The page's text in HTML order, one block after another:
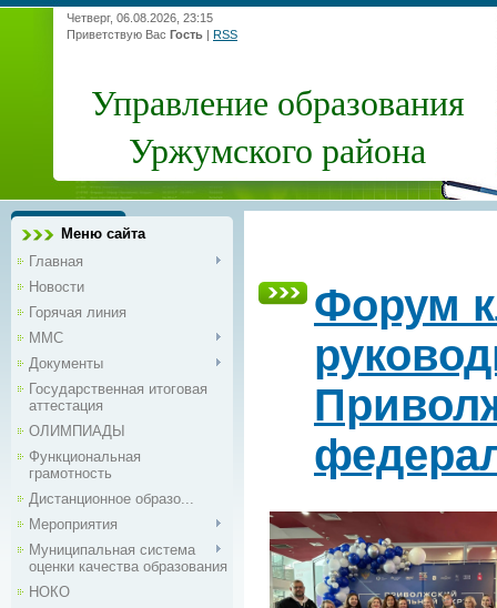
Четверг, 06.08.2026, 23:15
Приветствую Вас Гость | RSS
Управление образования
Уржумского района
Меню сайта
Главная
Новости
Горячая линия
ММС
Документы
Государственная итоговая
аттестация
ОЛИМПИАДЫ
Функциональная
грамотность
Дистанционное образо...
Мероприятия
Муниципальная система
оценки качества образования
НОКО
Форум